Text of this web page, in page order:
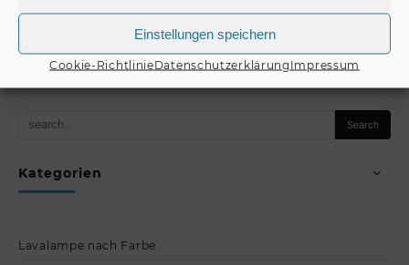
Einstellungen speichern
Cookie-RichtlinieDatenschutzerklärung Impressum
Kategorien
Lavalampe nach Farbe
Produkt kaufen